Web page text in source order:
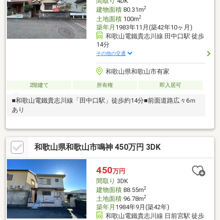
建物面積80.31m2
土地面積100m2
築年月 1983年11月(築42年10ヶ月)
和歌山電鐵貴志川線 田中口駅 徒歩
14分
その他の交通
和歌山県和歌山市有家
2階建て 所有権 即入居可
■和歌山電鐵貴志川線「田中口駅」徒歩約14分■前面道路広々6ｍ
あり
和歌山県和歌山市鳴神 450万円 3DK
450万円
間取り 3DK
建物面積88.55m2
土地面積96.78m2
築年月 1984年9月(築42年)
和歌山電鐵貴志川線 日前宮駅 徒歩